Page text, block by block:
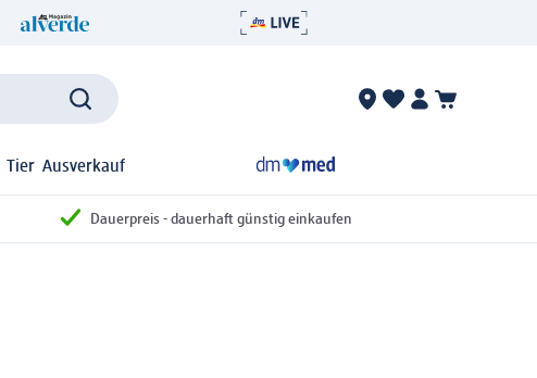
Tier Ausverkauf
Dauerpreis - dauerhaft günstig einkaufen